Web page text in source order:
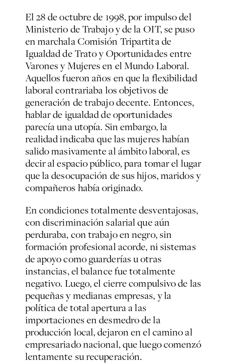
El 28 de octubre de 1998, por impulso del
Ministerio de Trabajo y de la OIT, se puso
en marchala Comisión Tripartita de
Igualdad de Trato y Oportunidades entre
Varones y Mujeres en el Mundo Laboral.
Aquellos fueron años en que la flexibilidad
laboral contrariaba los objetivos de
generación de trabajo decente. Entonces,
hablar de igualdad de oportunidades
parecía una utopía. Sin embargo, la
realidad indicaba que las mujeres habían
salido masivamente al ámbito laboral, es
decir al espacio público, para tomar el lugar
que la desocupación de sus hijos, maridos y
compañeros había originado.
En condiciones totalmente desventajosas,
con discriminación salarial que aún
perduraba, con trabajo en negro, sin
formación profesional acorde, ni sistemas
de apoyo como guarderías u otras
instancias, el balance fue totalmente
negativo. Luego, el cierre compulsivo de las
pequeñas y medianas empresas, y la
política de total apertura a las
importaciones en desmedro de la
producción local, dejaron en el camino al
empresariado nacional, que luego comenzó
lentamente su recuperación.